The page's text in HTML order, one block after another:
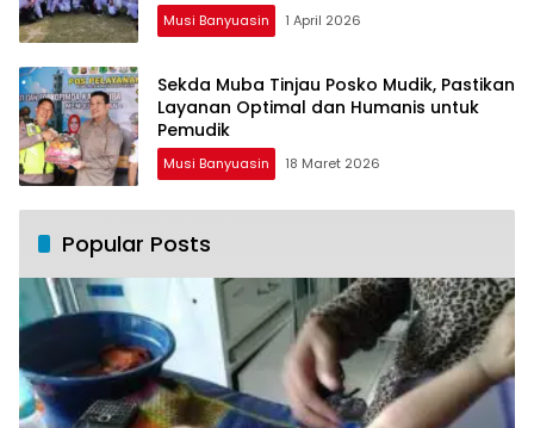
Musi Banyuasin 1 April 2026
Sekda Muba Tinjau Posko Mudik, Pastikan
Layanan Optimal dan Humanis untuk
Pemudik
Musi Banyuasin 18 Maret 2026
Popular Posts